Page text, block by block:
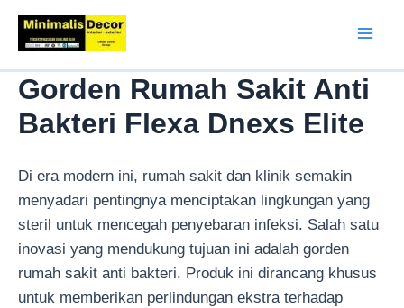
Lewati
Gorden Rumah Sakit Anti
Bakteri Flexa Dnexs Elite
Di era modern ini, rumah sakit dan klinik semakin
menyadari pentingnya menciptakan lingkungan yang
steril untuk mencegah penyebaran infeksi. Salah satu
inovasi yang mendukung tujuan ini adalah gorden
rumah sakit anti bakteri. Produk ini dirancang khusus
untuk memberikan perlindungan ekstra terhadap